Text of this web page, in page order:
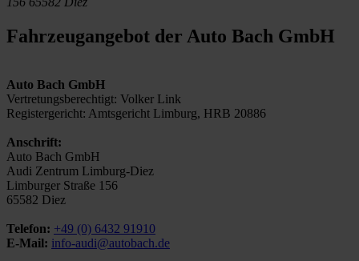
Fahrzeugangebot der Auto Bach GmbH
Auto Bach GmbH
Vertretungsberechtigt: Volker Link
Registergericht: Amtsgericht Limburg, HRB 20886
Anschrift:
Auto Bach GmbH
Audi Zentrum Limburg-Diez
Limburger Straße 156
65582 Diez
Telefon: +49 (0) 6432 91910
E-Mail: info-audi@autobach.de